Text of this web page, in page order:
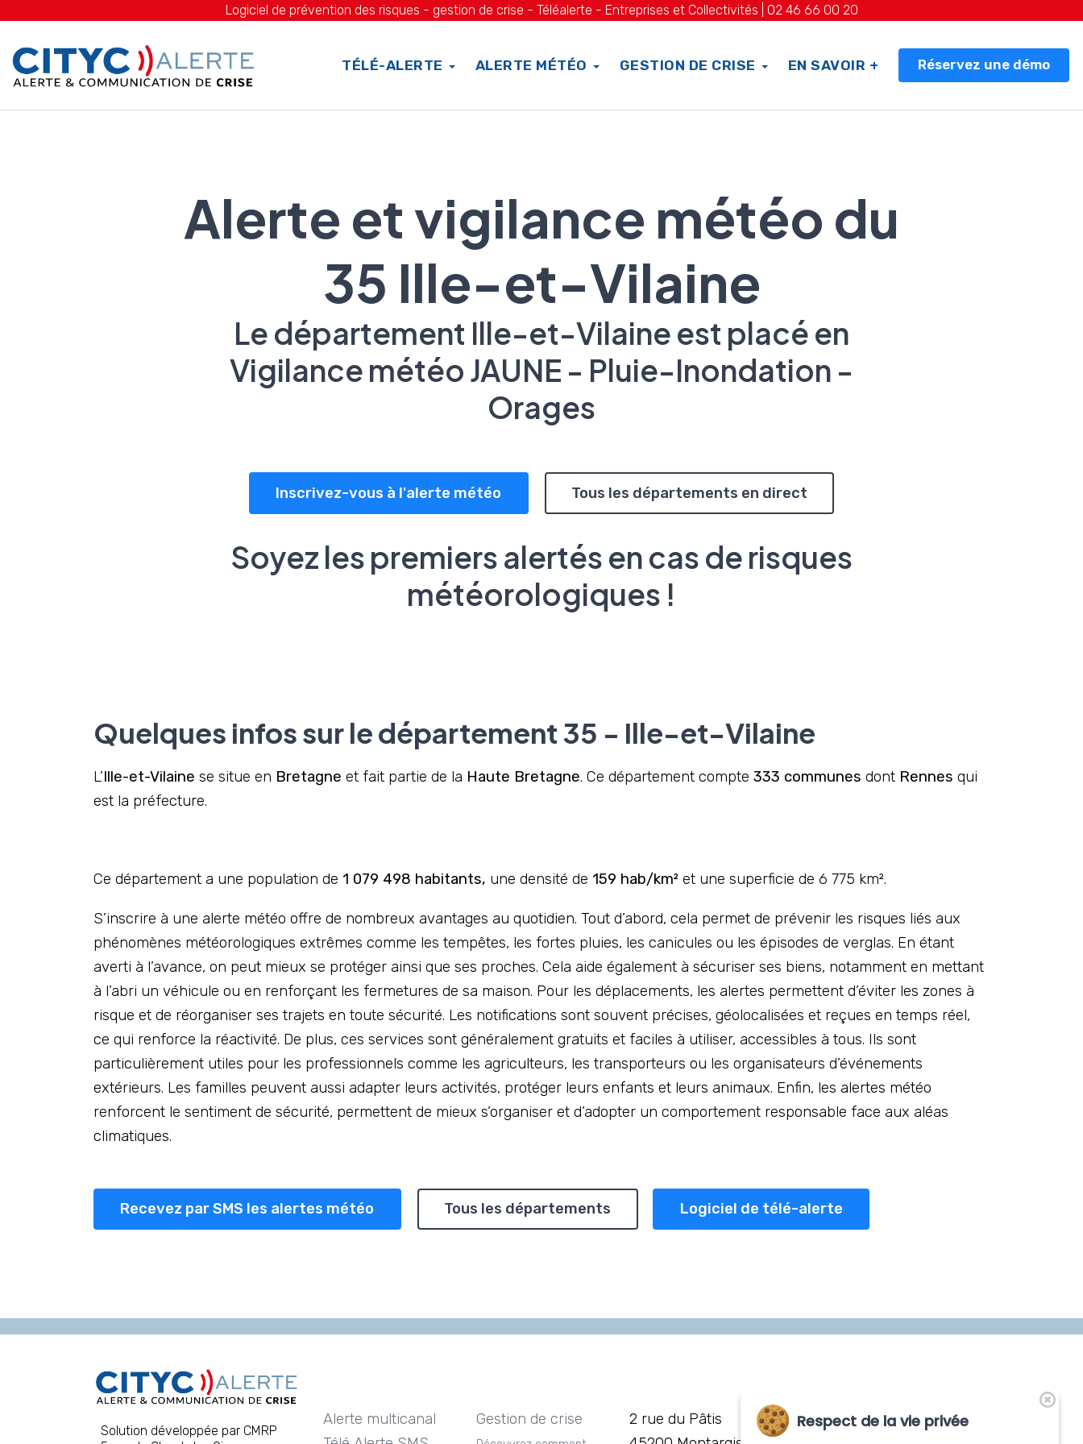
Logiciel de prévention des risques - gestion de crise - Téléalerte - Entreprises et Collectivités | 02 46 66 00 20
TÉLÉ-ALERTE ALERTE MÉTÉO GESTION DE CRISE EN SAVOIR + Réservez une démo
Alerte et vigilance météo du
35 Ille-et-Vilaine
Le département Ille-et-Vilaine est placé en
Vigilance météo JAUNE - Pluie-Inondation -
Orages
Inscrivez-vous à l'alerte météo Tous les départements en direct
Soyez les premiers alertés en cas de risques
météorologiques !
Quelques infos sur le département 35 - Ille-et-Vilaine
L’Ille-et-Vilaine se situe en Bretagne et fait partie de la Haute Bretagne. Ce département compte 333 communes dont Rennes qui
est la préfecture.
Ce département a une population de 1 079 498 habitants, une densité de 159 hab/km² et une superficie de 6 775 km².
S’inscrire à une alerte météo offre de nombreux avantages au quotidien. Tout d’abord, cela permet de prévenir les risques liés aux
phénomènes météorologiques extrêmes comme les tempêtes, les fortes pluies, les canicules ou les épisodes de verglas. En étant
averti à l’avance, on peut mieux se protéger ainsi que ses proches. Cela aide également à sécuriser ses biens, notamment en mettant
à l’abri un véhicule ou en renforçant les fermetures de sa maison. Pour les déplacements, les alertes permettent d’éviter les zones à
risque et de réorganiser ses trajets en toute sécurité. Les notifications sont souvent précises, géolocalisées et reçues en temps réel,
ce qui renforce la réactivité. De plus, ces services sont généralement gratuits et faciles à utiliser, accessibles à tous. Ils sont
particulièrement utiles pour les professionnels comme les agriculteurs, les transporteurs ou les organisateurs d’événements
extérieurs. Les familles peuvent aussi adapter leurs activités, protéger leurs enfants et leurs animaux. Enfin, les alertes météo
renforcent le sentiment de sécurité, permettent de mieux s’organiser et d’adopter un comportement responsable face aux aléas
climatiques.
Recevez par SMS les alertes météo Tous les départements Logiciel de télé-alerte
Solution développée par CMRP
Alerte multicanal
Gestion de crise
2 rue du Pâtis
Nos distributeurs
Respect de la vie privée